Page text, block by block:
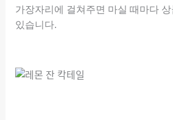
가장자리에 걸쳐주면 마실 때마다
있습니다.